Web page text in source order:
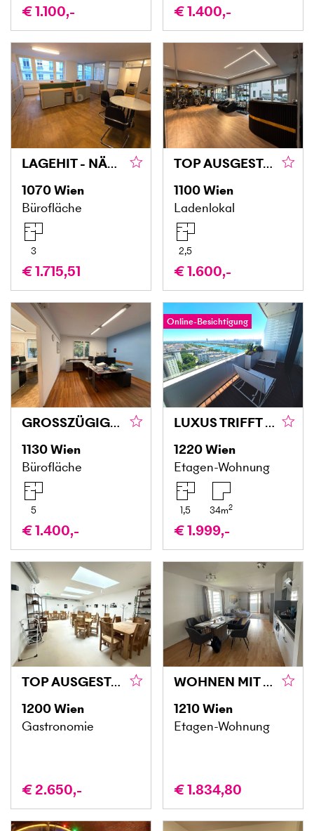
€ 1.100,- € 1.400,-
LAGEHIT - NÄHE MARIAHILFERSTRASSE
1070Wien
Bürofläche
3
€ 1.715,51
TOP AUSGESTATTETER FRISEURSALON – SOFORT STARTKLAR
1100Wien
Ladenlokal
2,5
€ 1.600,-
GROSSZÜGIGE EINHEIT MIT BALKON IN TOP-LAGE
1130Wien
Bürofläche
5
€ 1.400,-
Online-Besichtigung
LUXUS TRIFFT LIFESTYLE - SKYLINE & DONAUBLICK INKLUSIVE
1220Wien
Etagen-Wohnung
1,5 34m2
€ 1.999,-
TOP AUSGESTATTET IN 1200 WIEN – SOFORT VERFÜGBAR!
1200Wien
Gastronomie
€ 2.650,-
WOHNEN MIT QUALITÄT – STILVOLL IM 21. BEZIRK
1210Wien
Etagen-Wohnung
€ 1.834,80